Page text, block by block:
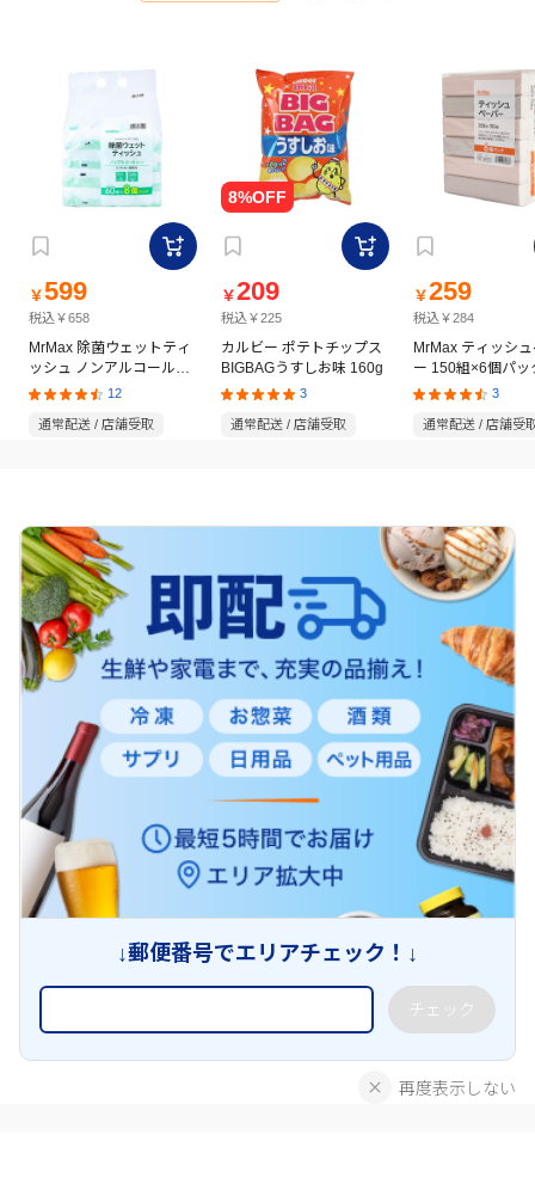
￥599
税込￥658
MrMax 除菌ウェットティ
ッシュ ノンアルコールタ
イプ 60枚×8個パック
12
通常配送 / 店舗受取
￥209
税込￥225
カルビー ポテトチップス
BIGBAGうすしお味 160g
3
通常配送 / 店舗受取
￥259
税込￥284
MrMax ティッシ
ー 150組×6個パッ
3
通常配送 / 店舗受
↓郵便番号でエリアチェック！↓
チェック
再度表示しない